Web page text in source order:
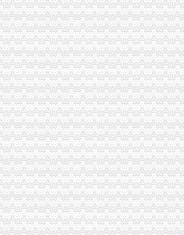
务员面试时间：2月22日至24日[1]-国家公务员
一关”的通关便利|海关|通关|重庆_新浪新闻
资格全国统一现场确认报名通告—重庆报关
关员资格报名有关事项的通知-报关员
公告_国家公务员网_中公教育网
一）_国家公务员监管岗位（一）报名条件_
（二）竞争比_报录比_报名人数统计_中公国考
报名上须知_重庆报关员报名公
关挂牌国际航线年内覆盖全球的相关推荐-证券之
员报名缴费事项_重庆报关员报名公告-
署“AA”认证-中新网
报关员报名现场确认有关问题的通知-报关员
（重庆）规模化运邮-评论频道-华龙网
庆海关】录用报到通知_中公网校
选公务员报名况公示-中华网
助力跨境电商快速发展-评论频道-华龙网
海关寄送资格复审材料通知-国家公务员考